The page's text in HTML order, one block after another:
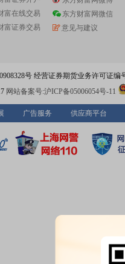
富在线交易
富证券交易
东方财富网微信
意见与建议
号 经营证券期货业务许可证编
网站备案号:沪ICP备05006054号-11
广告服务 供应商平台